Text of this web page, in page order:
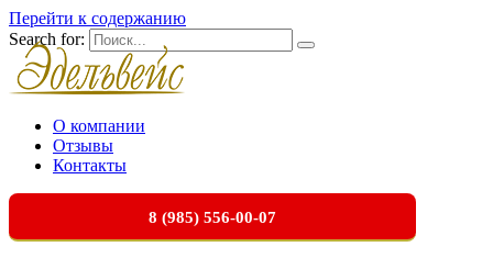
Перейти к содержанию
Search for:
О компании
Отзывы
Контакты
8 (985) 556-00-07